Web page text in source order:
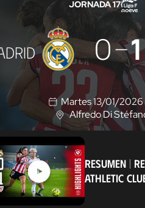
JORNADA 17
0 1
Martes 13/01/2026
U
b
a
c
Alfredo Di
RESUMEN |
ATHLETIC